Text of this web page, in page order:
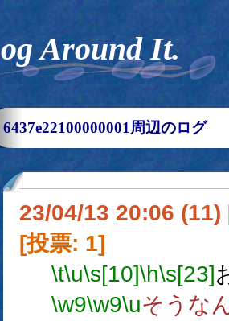
Log Around It.
6437e22100000001周辺のログ
23/04/13 20:06 (11)
[投票: 1]
\t\u\s[10]\h\s[23]
\w9\w9\uそうな